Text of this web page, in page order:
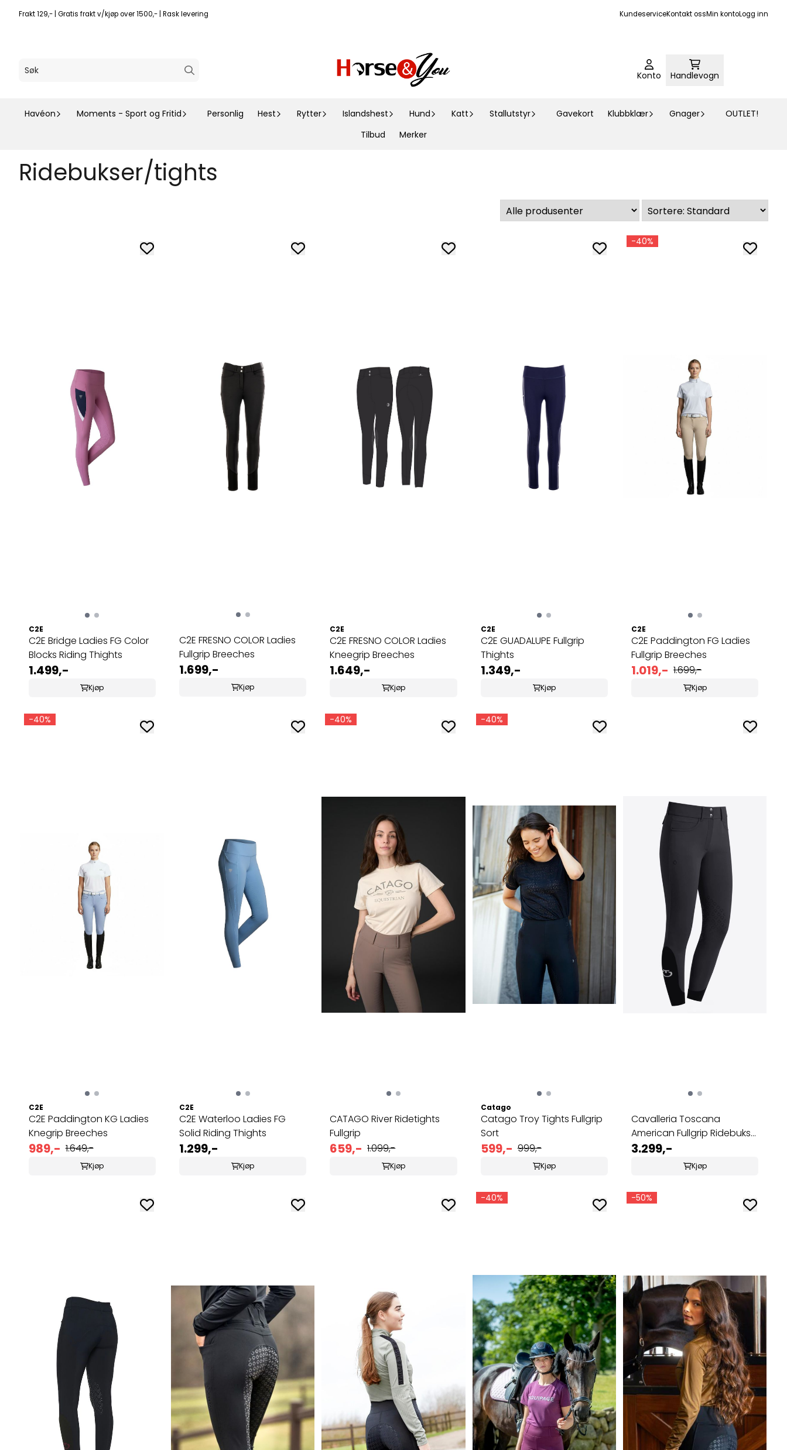
Hopp til innhold
Frakt 129,- | Gratis frakt v/kjøp over 1500,- | Rask levering KundeserviceKontakt ossMin kontoLogg inn
Konto Handlevogn
Havéon Moments - Sport og Fritid Personlig Hest Rytter Islandshest Hund Katt Stallutstyr Gavekort Klubbklær Gnager
OUTLET!
Tilbud
Merker
Ridebukser/tights
C2E
C2E Bridge Ladies FG Color
Blocks Riding Thights
1.499,-
Kjøp
C2E FRESNO COLOR Ladies
Fullgrip Breeches
1.699,-
Kjøp
C2E
C2E FRESNO COLOR Ladies
Kneegrip Breeches
1.649,-
Kjøp
C2E
C2E GUADALUPE Fullgrip
Thights
1.349,-
Kjøp
-40%
C2E
C2E Paddington FG Ladies
Fullgrip Breeches
1.019,- 1.699,-
Kjøp
-40%
C2E
C2E Paddington KG Ladies
Knegrip Breeches
989,- 1.649,-
Kjøp
C2E
C2E Waterloo Ladies FG
Solid Riding Thights
1.299,-
Kjøp
-40%
CATAGO River Ridetights
Fullgrip
659,- 1.099,-
Kjøp
-40%
Catago
Catago Troy Tights Fullgrip
Sort
599,- 999,-
Kjøp
Cavalleria Toscana
American Fullgrip Ridebukse
...
3.299,-
Kjøp
-40% -50%